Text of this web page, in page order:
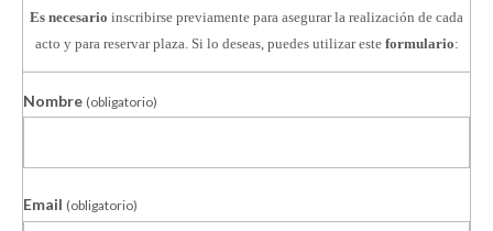
Es necesario inscribirse previamente para asegurar la realización de cada
acto y para reservar plaza. Si lo deseas, puedes utilizar este formulario:
Nombre (obligatorio)
Email (obligatorio)